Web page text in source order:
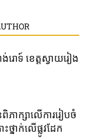
ោទ៍ ខេត្តស្វាយរៀង
ាក្សា​លើ​ការ​រៀប​ចំ​
ថ្នាក់​លើ​ផ្លូវដែក